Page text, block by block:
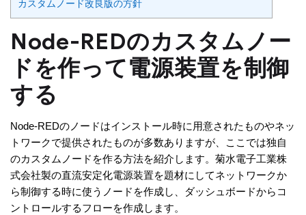
カスタムノード改良版の方針
Node-REDのカスタムノー
ドを作って電源装置を制御
する
Node-REDのノードはインストール時に用意されたものやネッ
トワークで提供されたものが多数ありますが、ここでは独自
のカスタムノードを作る方法を紹介します。菊水電子工業株
式会社製の直流安定化電源装置を題材にしてネットワークか
ら制御する時に使うノードを作成し、ダッシュボードからコ
ントロールするフローを作成します。